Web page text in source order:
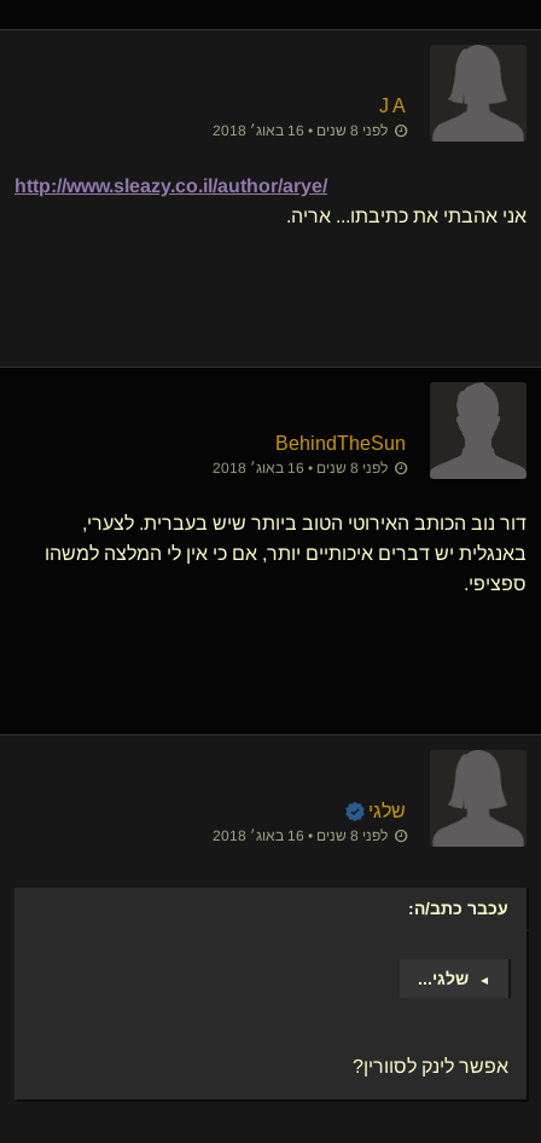
J A
לפני 8 שנים • 16 באוג׳ 2018
http://www.sleazy.co.il/author/arye/
אני אהבתי את כתיבתו... אריה.
BehindTheSun
לפני 8 שנים • 16 באוג׳ 2018
דור נוב הכותב האירוטי הטוב ביותר שיש בעברית. לצערי,
באנגלית יש דברים איכותיים יותר, אם כי אין לי המלצה למשהו
ספציפי.
שלגי
לפני 8 שנים • 16 באוג׳ 2018
עכבר כתב/ה:
► שלגי...
אפשר לינק לסוורין?